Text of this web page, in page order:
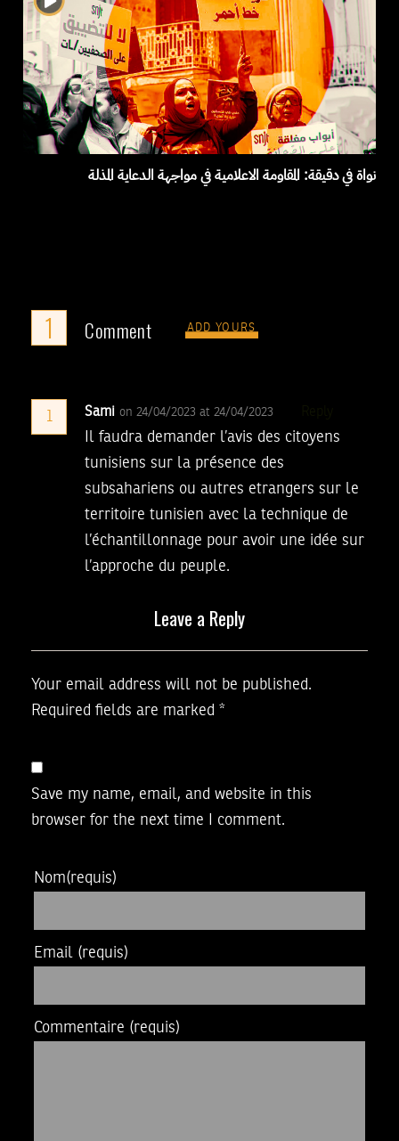
نواة في دقيقة: المقاومة الاعلامية في مواجهة الدعاية المذلة
1 Comment ADD YOURS
1 Sami on 24/04/2023 at 24/04/2023
Il faudra demander l’avis des citoyens
tunisiens sur la présence des
subsahariens ou autres etrangers sur le
territoire tunisien avec la technique de
l’échantillonnage pour avoir une idée sur
l’approche du peuple.
Leave a Reply
Your email address will not be published.
Required fields are marked *
Save my name, email, and website in this
browser for the next time I comment.
Nom(requis)
Email (requis)
Commentaire (requis)